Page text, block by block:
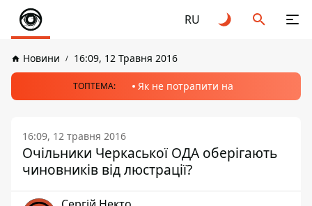
RU
Новини 16:09, 12 Травня 2016
ТОПТЕМА: Як не потрапити на
16:09, 12 травня 2016
Очільники Черкаської ОДА оберігають
чиновників від люстрації?